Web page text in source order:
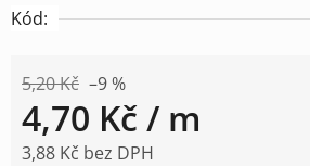
Kód:
5,20 Kč –9 %
4,70 Kč / m
3,88 Kč bez DPH